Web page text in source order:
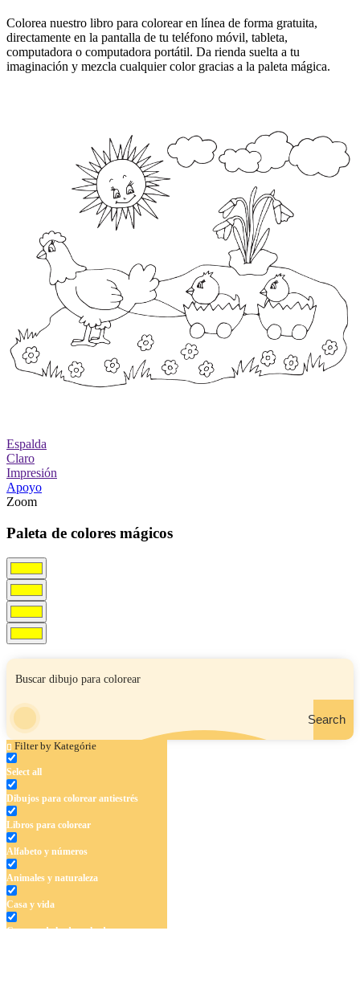
Colorea nuestro libro para colorear en línea de forma gratuita,
directamente en la pantalla de tu teléfono móvil, tableta,
computadora o computadora portátil. Da rienda suelta a tu
imaginación y mezcla cualquier color gracias a la paleta mágica.
Espalda
Claro
Impresión
Apoyo
Zoom
Paleta de colores mágicos
Search
Filter by Kategórie
Select all
Dibujos para colorear antiestrés
Libros para colorear
Alfabeto y números
Animales y naturaleza
Casa y vida
Cuentos de hadas y hadas